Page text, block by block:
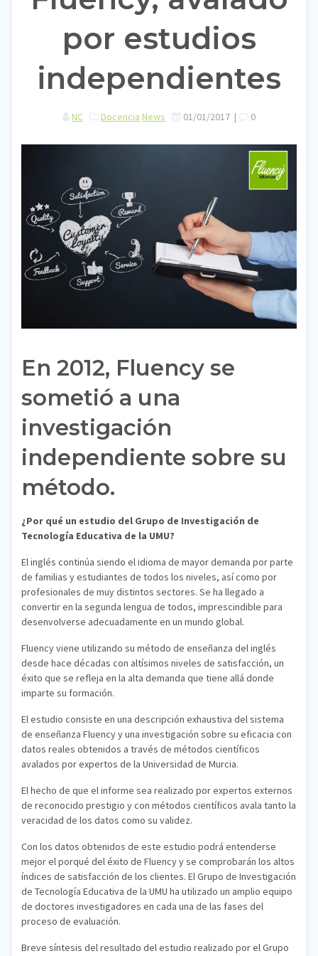
por estudios
independientes
NC Docencia News 01/01/2017 | 0
En 2012, Fluency se
sometió a una
investigación
independiente sobre su
método.
¿Por qué un estudio del Grupo de Investigación de
Tecnología Educativa de la UMU?
El inglés continúa siendo el idioma de mayor demanda por parte
de familias y estudiantes de todos los niveles, así como por
profesionales de muy distintos sectores. Se ha llegado a
convertir en la segunda lengua de todos, imprescindible para
desenvolverse adecuadamente en un mundo global.
Fluency viene utilizando su método de enseñanza del inglés
desde hace décadas con altísimos niveles de satisfacción, un
éxito que se refleja en la alta demanda que tiene allá donde
imparte su formación.
El estudio consiste en una descripción exhaustiva del sistema
de enseñanza Fluency y una investigación sobre su eficacia con
datos reales obtenidos a través de métodos científicos
avalados por expertos de la Universidad de Murcia.
El hecho de que el informe sea realizado por expertos externos
de reconocido prestigio y con métodos científicos avala tanto la
veracidad de los datos como su validez.
Con los datos obtenidos de este estudio podrá entenderse
mejor el porqué del éxito de Fluency y se comprobarán los altos
índices de satisfacción de los clientes. El Grupo de Investigación
de Tecnología Educativa de la UMU ha utilizado un amplio equipo
de doctores investigadores en cada una de las fases del
proceso de evaluación.
Breve síntesis del resultado del estudio realizado por el Grupo